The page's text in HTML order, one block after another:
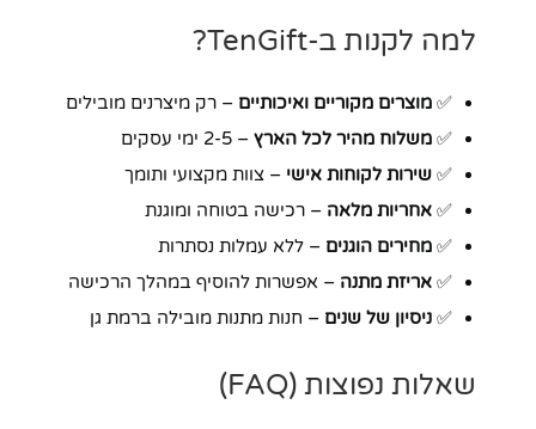
למה לקנות ב-TenGift?
✅ מוצרים מקוריים ואיכותיים – רק מיצרנים מובילים
✅ משלוח מהיר לכל הארץ – 2-5 ימי עסקים
✅ שירות לקוחות אישי – צוות מקצועי ותומך
✅ אחריות מלאה – רכישה בטוחה ומוגנת
✅ מחירים הוגנים – ללא עמלות נסתרות
✅ אריזת מתנה – אפשרות להוסיף במהלך הרכישה
✅ ניסיון של שנים – חנות מתנות מובילה ברמת גן
שאלות נפוצות (FAQ)